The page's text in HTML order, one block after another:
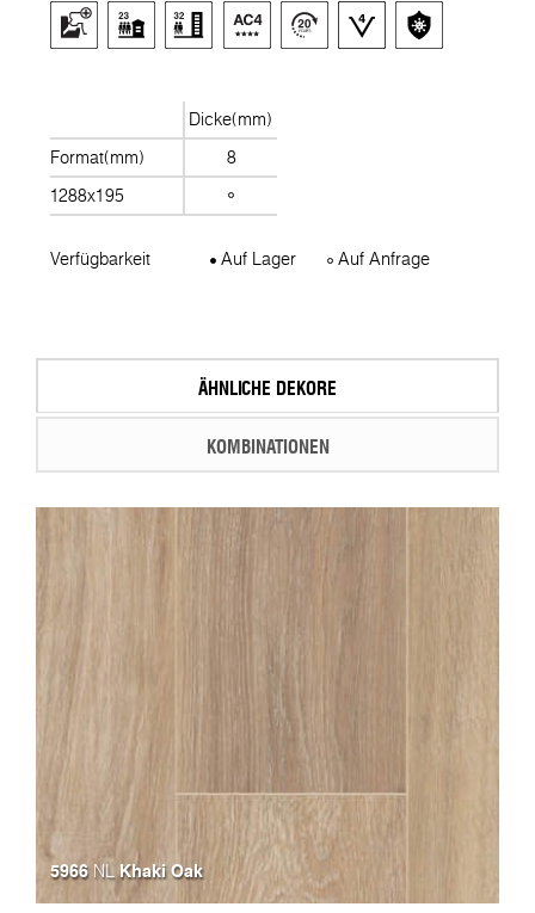
Dicke(mm)
Format(mm)
8
1288x195
Verfügbarkeit Auf Lager Auf Anfrage
ÄHNLICHE DEKORE
KOMBINATIONEN
5966 NLKhaki Oak